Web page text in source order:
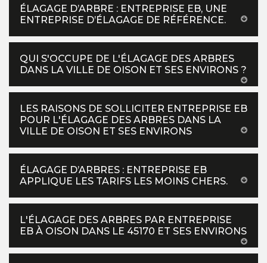
ÉLAGAGE D’ARBRE : ENTREPRISE EB, UNE
ENTREPRISE D’ÉLAGAGE DE RÉFÉRENCE.
QUI S'OCCUPE DE L'ÉLAGAGE DES ARBRES
DANS LA VILLE DE OISON ET SES ENVIRONS ?
LES RAISONS DE SOLLICITER ENTREPRISE EB
POUR L'ÉLAGAGE DES ARBRES DANS LA
VILLE DE OISON ET SES ENVIRONS
ÉLAGAGE D’ARBRES : ENTREPRISE EB
APPLIQUE LES TARIFS LES MOINS CHERS.
L'ÉLAGAGE DES ARBRES PAR ENTREPRISE
EB À OISON DANS LE 45170 ET SES ENVIRONS